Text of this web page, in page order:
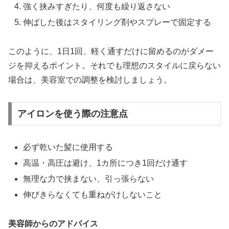
強く挟みすぎたり、何度も繰り返さない
伸ばした後はスタイリング剤やスプレーで固定する
このように、1日1回、軽く通すだけに留めるのがダメー
ジを抑えるポイント。それでも理想のスタイルに戻らない
場合は、美容室での調整を検討しましょう。
アイロンを使う際の注意点
必ず乾いた髪に使用する
高温・高圧は避け、1カ所につき1回だけ通す
無理な力で挟まない、引っ張らない
伸びきらなくても重ねがけしないこと
美容師からのアドバイス